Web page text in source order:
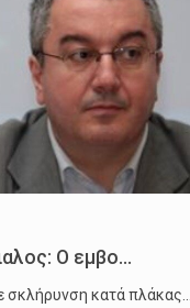
Ο εμβο...
σκλήρυνση κατά πλάκας…